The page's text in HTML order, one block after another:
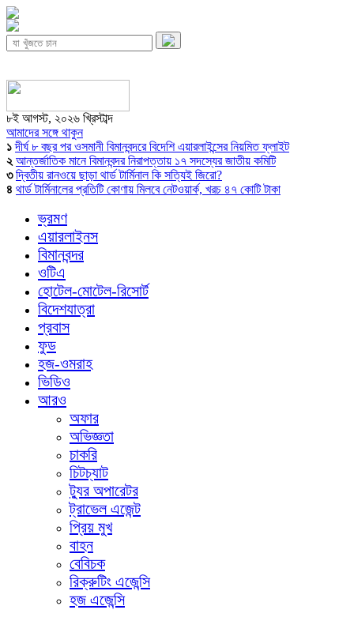
৮ই আগস্ট, ২০২৬ খ্রিস্টাব্দ
আমাদের সঙ্গে থাকুন
১ দীর্ঘ ৮ বছর পর ওসমানী বিমানবন্দরে বিদেশি এয়ারলাইন্সের নিয়মিত ফ্লাইট
২ আন্তর্জাতিক মানে বিমানবন্দর নিরাপত্তায় ১৭ সদস্যের জাতীয় কমিটি
৩ দ্বিতীয় রানওয়ে ছাড়া থার্ড টার্মিনাল কি সত্যিই জিরো?
৪ থার্ড টার্মিনালের প্রতিটি কোণায় মিলবে নেটওয়ার্ক, খরচ ৪৭ কোটি টাকা
ভ্রমণ
এয়ারলাইনস
বিমানবন্দর
ওটিএ
হোটেল-মোটেল-রিসোর্ট
বিদেশযাত্রা
প্রবাস
ফুড
হজ-ওমরাহ
ভিডিও
আরও
অফার
অভিজ্ঞতা
চাকরি
চিটচ্যাট
ট্যুর অপারেটর
ট্রাভেল এজেন্ট
প্রিয় মুখ
বাহন
বেবিচক
রিক্রুটিং এজেন্সি
হজ এজেন্সি